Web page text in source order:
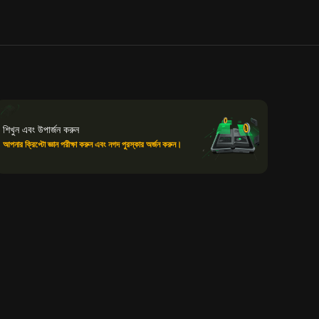
শিখুন এবং উপার্জন করুন
আপনার ক্রিপ্টো জ্ঞান পরীক্ষা করুন এবং নগদ পুরস্কার অর্জন করুন।